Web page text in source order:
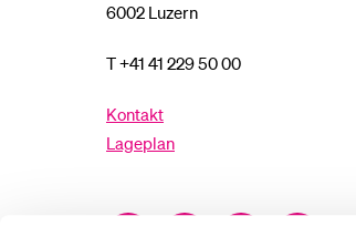
6002 Luzern
T +41 41 229 50 00
Kontakt
Lageplan